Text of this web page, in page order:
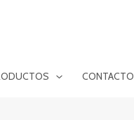
CONTACTO